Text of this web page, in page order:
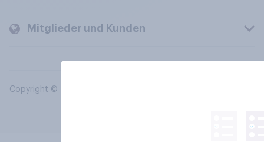
Mitglieder und Kunden
Copyright © 2026 YouGov PLC. Alle Rechte vorbehalten.